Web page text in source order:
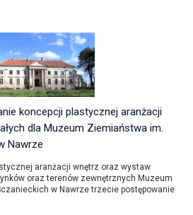
koncepcji plastycznej aranżacji
dla Muzeum Ziemiaństwa im.
Nawrze
aranżacji wnętrz oraz wystaw
oraz terenów zewnętrznych Muzeum
w Nawrze trzecie postępowanie